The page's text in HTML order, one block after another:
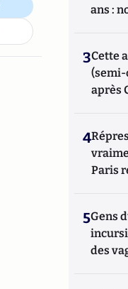
ans :
3Cette
(semi-
après
4
Paris
5Gens
des